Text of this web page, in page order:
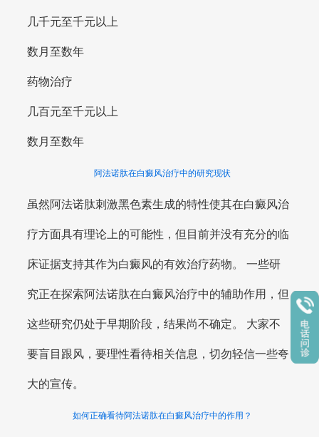
几千元至千元以上
数月至数年
药物治疗
几百元至千元以上
数月至数年
阿法诺肽在白癜风治疗中的研究现状
虽然阿法诺肽刺激黑色素生成的特性使其在白癜风治
疗方面具有理论上的可能性，但目前并没有充分的临
床证据支持其作为白癜风的有效治疗药物。 一些研
究正在探索阿法诺肽在白癜风治疗中的辅助作用，但
这些研究仍处于早期阶段，结果尚不确定。 大家不
要盲目跟风，要理性看待相关信息，切勿轻信一些夸
大的宣传。
如何正确看待阿法诺肽在白癜风治疗中的作用？